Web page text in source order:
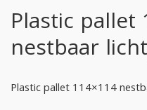
Plastic pallet
nestbaar
Plastic pallet 114×114